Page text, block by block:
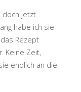
doch jetzt
habe ich sie
Rezept
Keine Zeit,
endlich an die